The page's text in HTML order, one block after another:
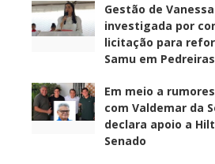
Gestão de
investigada por
licitação para
Samu em Pedreiras
Em meio a
com Valdemar da
declara apoio a
Senado